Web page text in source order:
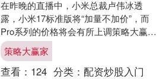
在昨晚的直播中，小米总裁卢伟冰透
露，小米17标准版将“加量不加价”，而
Pro系列的价格将会有所上调策略大赢
家，预计在5000到6000元、6000到7000
元之....
策略大赢家
查看： 124 分类： 配资炒股入门